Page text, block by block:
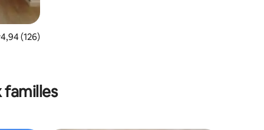
: 4,89 sur 5
moyenne sur la base de 126 commentaires : 4,94 sur 5
4,94 (126)
familles